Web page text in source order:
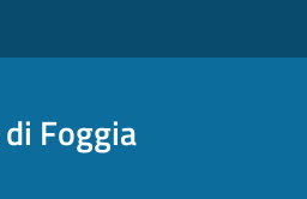
Foggia